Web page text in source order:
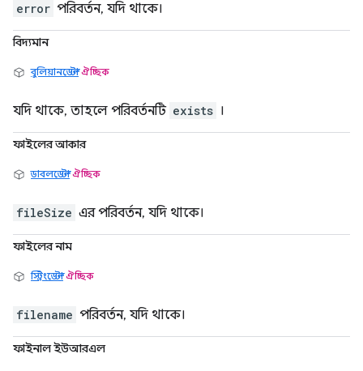
error পরিবর্তন, যদি থাকে।
বিদ্যমান
বুলিয়ানডেল্টা ঐচ্ছিক
যদি থাকে, তাহলে পরিবর্তনটি exists ।
ফাইলের আকার
ডাবলডেল্টা ঐচ্ছিক
fileSize এর পরিবর্তন, যদি থাকে।
ফাইলের নাম
স্ট্রিংডেল্টা ঐচ্ছিক
filename পরিবর্তন, যদি থাকে।
ফাইনাল ইউআরএল